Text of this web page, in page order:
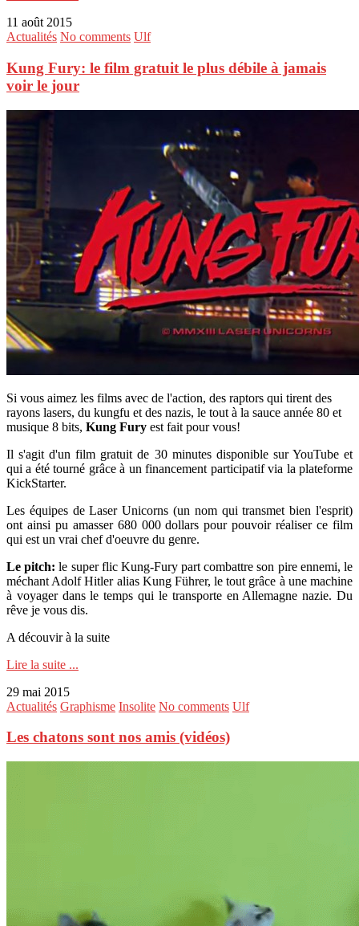
11 août 2015
Actualités No comments Ulf
Kung Fury: le film gratuit le plus débile à jamais
voir le jour
Si vous aimez les films avec de l'action, des raptors qui tirent des
rayons lasers, du kungfu et des nazis, le tout à la sauce année 80 et
musique 8 bits, Kung Fury est fait pour vous!
Il s'agit d'un film gratuit de 30 minutes disponible sur YouTube et
qui a été tourné grâce à un financement participatif via la plateforme
KickStarter.
Les équipes de Laser Unicorns (un nom qui transmet bien l'esprit)
ont ainsi pu amasser 680 000 dollars pour pouvoir réaliser ce film
qui est un vrai chef d'oeuvre du genre.
Le pitch: le super flic Kung-Fury part combattre son pire ennemi, le
méchant Adolf Hitler alias Kung Führer, le tout grâce à une machine
à voyager dans le temps qui le transporte en Allemagne nazie. Du
rêve je vous dis.
A découvir à la suite
Lire la suite ...
29 mai 2015
Actualités Graphisme Insolite No comments Ulf
Les chatons sont nos amis (vidéos)